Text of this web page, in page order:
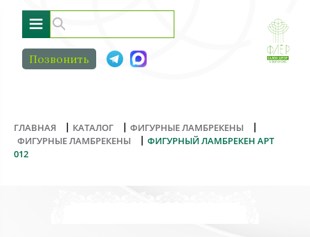
≡
Позвонить
ГЛАВНАЯ | КАТАЛОГ | ФИГУРНЫЕ ЛАМБРЕКЕНЫ |
ФИГУРНЫЕ ЛАМБРЕКЕНЫ | ФИГУРНЫЙ ЛАМБРЕКЕН АРТ
012